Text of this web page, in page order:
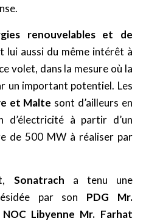
renouvelables et de
lui aussi du même intérêt à
volet, dans la mesure où la
un important potentiel. Les
et Malte sont d’ailleurs en
d’électricité à partir d’un
de 500 MW à réaliser par
Sonatrach a tenu une
par son PDG Mr.
NOC Libyenne Mr. Farhat